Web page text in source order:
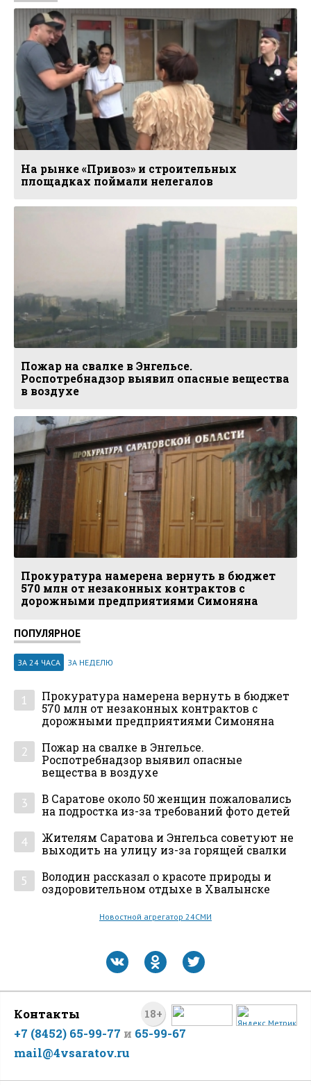
На рынке «Привоз» и строительных
площадках поймали нелегалов
Пожар на свалке в Энгельсе.
Роспотребнадзор выявил опасные вещества
в воздухе
Прокуратура намерена вернуть в бюджет
570 млн от незаконных контрактов с
дорожными предприятиями Симоняна
ПОПУЛЯРНОЕ
ЗА 24 ЧАСА ЗА НЕДЕЛЮ
1
Прокуратура намерена вернуть в бюджет
570 млн от незаконных контрактов с
дорожными предприятиями Симоняна
2
Пожар на свалке в Энгельсе.
Роспотребнадзор выявил опасные
вещества в воздухе
3
В Саратове около 50 женщин пожаловались
на подростка из-за требований фото детей
4
Жителям Саратова и Энгельса советуют не
выходить на улицу из-за горящей свалки
5
Володин рассказал о красоте природы и
оздоровительном отдыхе в Хвалынске
Новостной агрегатор 24СМИ
18+
Контакты
+7 (8452) 65-99-77 и 65-99-67
mail@4vsaratov.ru